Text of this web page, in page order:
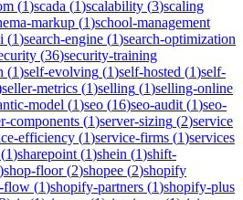
(1)scada (1)scalability (3)scaling
markup (1)school-management
(1)search-engine (1)search-optimization
(36)security-training
(1)self-evolving (1)self-hosted (1)self-
seller-metrics (1)selling (1)selling-online
model (1)seo (16)seo-audit (1)seo-
components (1)server-sizing (2)service
efficiency (1)service-firms (1)services
(1)sharepoint (1)shein (1)shift-
)shop-floor(2)shopee (2)shopify
flow (1)shopify-partners (1)shopify-plus